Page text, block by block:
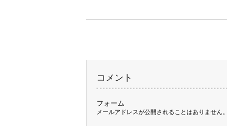
コメント
フォーム
メールアドレスが公開されることはありません。